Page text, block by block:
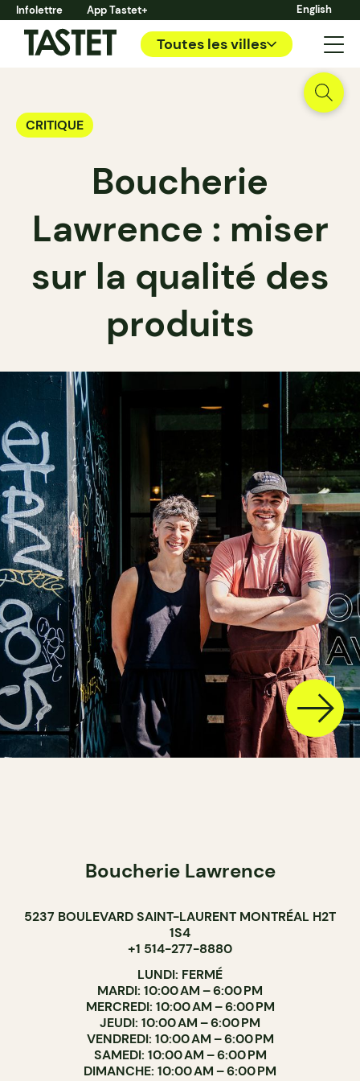
Infolettre App Tastet+ English
Toutes les villes
CRITIQUE
Boucherie
Lawrence : miser
sur la qualité des
produits
Boucherie Lawrence
5237 BOULEVARD SAINT-LAURENT MONTRÉAL H2T
1S4
+1 514-277-8880
LUNDI: FERMÉ
MARDI: 10:00 AM – 6:00 PM
MERCREDI: 10:00 AM – 6:00 PM
JEUDI: 10:00 AM – 6:00 PM
VENDREDI: 10:00 AM – 6:00 PM
SAMEDI: 10:00 AM – 6:00 PM
DIMANCHE: 10:00 AM – 6:00 PM